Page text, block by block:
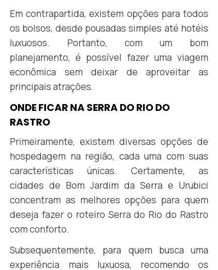
Em contrapartida, existem opções para todos
os bolsos, desde pousadas simples até hotéis
luxuosos. Portanto, com um bom
planejamento, é possível fazer uma viagem
econômica sem deixar de aproveitar as
principais atrações.
ONDE FICAR NA SERRA DO RIO DO
RASTRO
Primeiramente, existem diversas opções de
hospedagem na região, cada uma com suas
características únicas. Certamente, as
cidades de Bom Jardim da Serra e Urubici
concentram as melhores opções para quem
deseja fazer o roteiro Serra do Rio do Rastro
com conforto.
Subsequentemente, para quem busca uma
experiência mais luxuosa, recomendo os